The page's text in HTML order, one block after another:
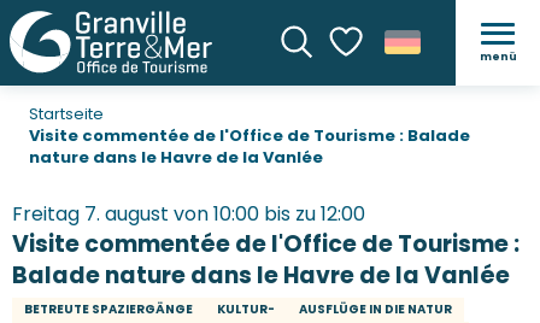
SucheVoir les favoris
menü
Startseite
Visite commentée de l'Office de Tourisme : Balade
nature dans le Havre de la Vanlée
Freitag 7. august von 10:00 bis zu 12:00
Visite commentée de l'Office de Tourisme :
Balade nature dans le Havre de la Vanlée
BETREUTE SPAZIERGÄNGE KULTUR-
AUSFLÜGE IN DIE NATUR